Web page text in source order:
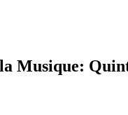
Musique: